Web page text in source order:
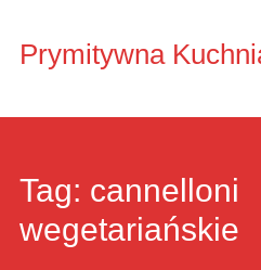
Prymitywna
Tag: cannelloni
wegetariańskie